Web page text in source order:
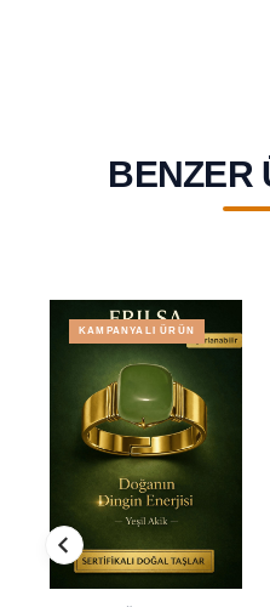
BENZER
KAMPANYALI ÜRÜN